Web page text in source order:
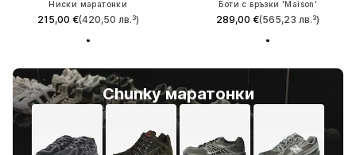
Ниски маратонки
215,00 €(420,50 лв.³)
Chunky маратонки
Боти с връзки 'Maison'
289,00 €(565,23 лв.³)